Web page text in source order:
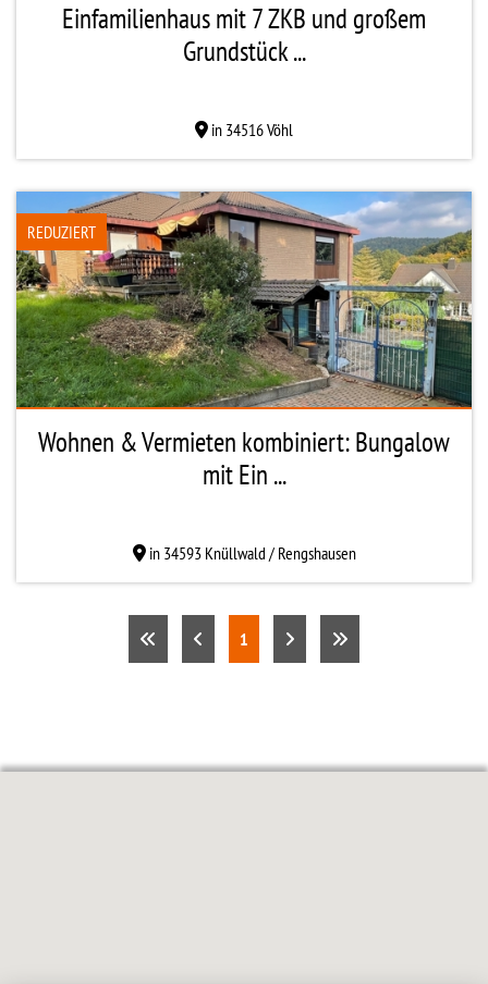
Einfamilienhaus mit 7 ZKB und großem
Grundstück ...
in 34516 Vöhl
REDUZIERT
Wohnen & Vermieten kombiniert: Bungalow
mit Ein ...
in 34593 Knüllwald / Rengshausen
1